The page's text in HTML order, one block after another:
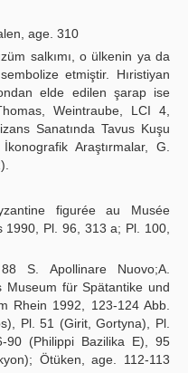
age. 310
salkımı, o ülkenin ya da
etmiştir. Hıristiyan
elde edilen şarap ise
Weintraube, LCI 4,
Sanatında Tavus Kuşu
Araştırmalar, G.
figurée au Musée
1990, Pl. 96, 313 a; Pl. 100,
S. Apollinare Nuovo;A.
Museum für Spätantike und
Rhein 1992, 123-124 Abb.
Pl. 51 (Girit, Gortyna), Pl.
90 (Philippi Bazilika E), 95
Ötüken, age. 112-113